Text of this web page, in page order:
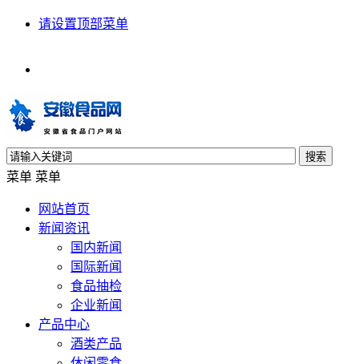
请设置顶部菜单
搜索
菜单 菜单
网站首页
新闻资讯
国内新闻
国际新闻
食品抽检
企业新闻
产品中心
酒类产品